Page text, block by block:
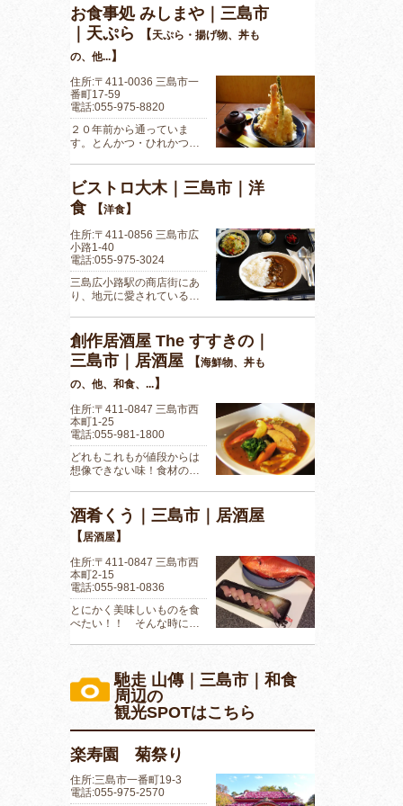
お食事処 みしまや｜三島市
｜天ぷら
【天ぷら・揚げ物、丼も
の、他...】
住所:〒411-0036 三島市一
番町17-59
電話:055-975-8820
２０年前から通っていま
す。とんかつ・ひれかつ…
ビストロ大木｜三島市｜洋
食
【洋食】
住所:〒411-0856 三島市広
小路1-40
電話:055-975-3024
三島広小路駅の商店街にあ
り、地元に愛されている…
創作居酒屋 The すすきの｜
三島市｜居酒屋
【海鮮物、丼も
の、他、和食、...】
住所:〒411-0847 三島市西
本町1-25
電話:055-981-1800
どれもこれもが値段からは
想像できない味！食材の…
酒肴くう｜三島市｜居酒屋
【居酒屋】
住所:〒411-0847 三島市西
本町2-15
電話:055-981-0836
とにかく美味しいものを食
べたい！！ そんな時に…
馳走 山傳｜三島市｜和食
周辺の
観光SPOTはこちら
楽寿園 菊祭り
住所:三島市一番町19-3
電話:055-975-2570